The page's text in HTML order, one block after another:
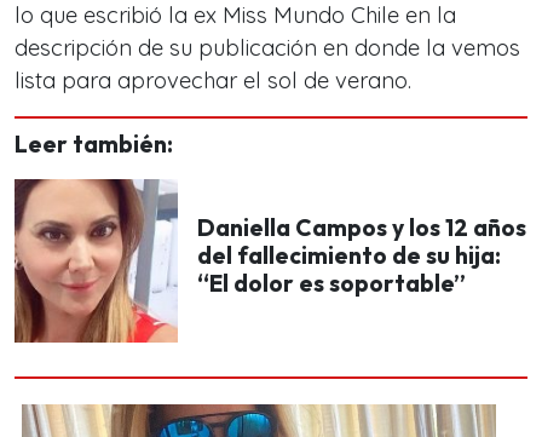
lo que escribió la ex Miss Mundo Chile en la
descripción de su publicación en donde la vemos
lista para aprovechar el sol de verano.
Leer también:
Daniella Campos y los 12 años
del fallecimiento de su hija:
“El dolor es soportable”